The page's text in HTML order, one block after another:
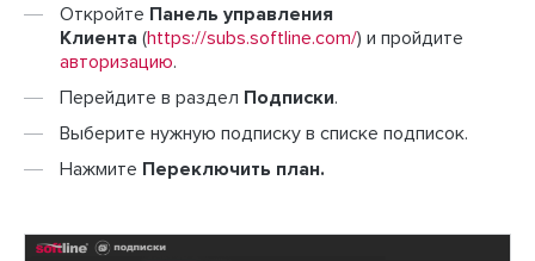
Откройте Панель управления
Клиента (https://subs.softline.com/) и пройдите
авторизацию.
Перейдите в раздел Подписки.
Выберите нужную подписку в списке подписок.
Нажмите Переключить план.